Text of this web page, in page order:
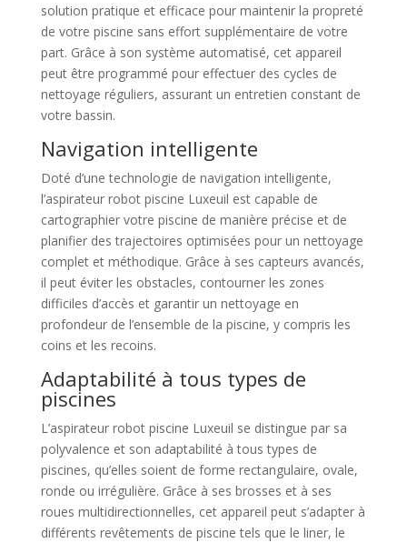
solution pratique et efficace pour maintenir la propreté
de votre piscine sans effort supplémentaire de votre
part. Grâce à son système automatisé, cet appareil
peut être programmé pour effectuer des cycles de
nettoyage réguliers, assurant un entretien constant de
votre bassin.
Navigation intelligente
Doté d’une technologie de navigation intelligente,
l’aspirateur robot piscine Luxeuil est capable de
cartographier votre piscine de manière précise et de
planifier des trajectoires optimisées pour un nettoyage
complet et méthodique. Grâce à ses capteurs avancés,
il peut éviter les obstacles, contourner les zones
difficiles d’accès et garantir un nettoyage en
profondeur de l’ensemble de la piscine, y compris les
coins et les recoins.
Adaptabilité à tous types de
piscines
L’aspirateur robot piscine Luxeuil se distingue par sa
polyvalence et son adaptabilité à tous types de
piscines, qu’elles soient de forme rectangulaire, ovale,
ronde ou irrégulière. Grâce à ses brosses et à ses
roues multidirectionnelles, cet appareil peut s’adapter à
différents revêtements de piscine tels que le liner, le